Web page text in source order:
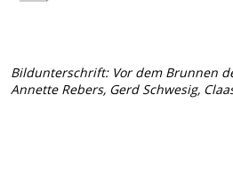
Bildunterschrift: Vor dem Brunnen
Annette Rebers, Gerd Schwesig,